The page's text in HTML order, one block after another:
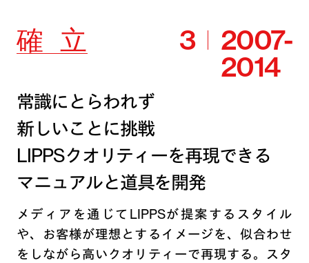
確 立 3 2007-
2014
常識にとらわれず
新しいことに挑戦
LIPPSクオリティーを再現できる
マニュアルと道具を開発
メディアを通じてLIPPSが提案するスタイル
や、お客様が理想とするイメージを、似合わせ
をしながら高いクオリティーで再現する。スタ